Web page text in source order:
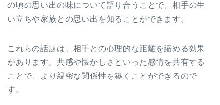
の頃の思い出の味について語り合うことで、相手の生
い立ちや家族との思い出を知ることができます。
これらの話題は、相手との心理的な距離を縮める効果
があります。共感や懐かしさといった感情を共有する
ことで、より親密な関係性を築くことができるので
す。